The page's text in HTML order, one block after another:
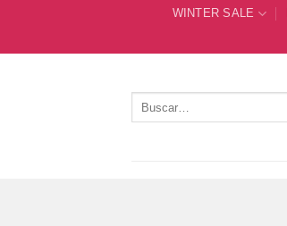
contenido
WINTER SALE